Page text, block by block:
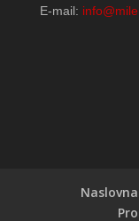
E-mail:
Naslovna